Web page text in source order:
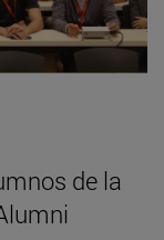
de la